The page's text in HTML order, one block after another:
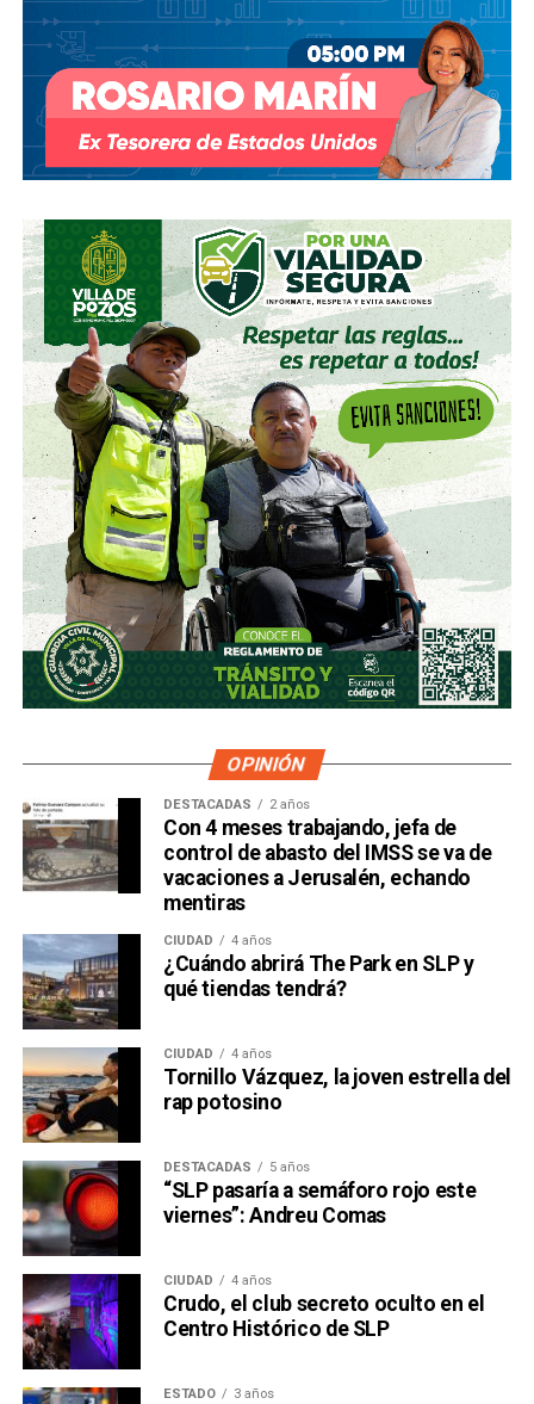
OPINIÓN
DESTACADAS 2 años
Con 4 meses trabajando, jefa de
control de abasto del IMSS se va de
vacaciones a Jerusalén, echando
mentiras
CIUDAD 4 años
¿Cuándo abrirá The Park en SLP y
qué tiendas tendrá?
CIUDAD 4 años
Tornillo Vázquez, la joven estrella del
rap potosino
DESTACADAS 5 años
“SLP pasaría a semáforo rojo este
viernes”: Andreu Comas
CIUDAD 4 años
Crudo, el club secreto oculto en el
Centro Histórico de SLP
ESTADO 3 años